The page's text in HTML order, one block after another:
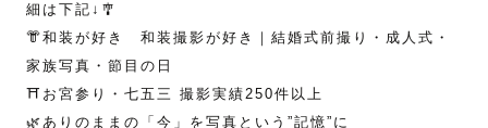
細は下記↓🎐
👘和装が好き　和装撮影が好き｜結婚式前撮り・成人式・
家族写真・節目の日
⛩️お宮参り・七五三 撮影実績250件以上
🌿ありのままの「今」を写真という”記憶”に